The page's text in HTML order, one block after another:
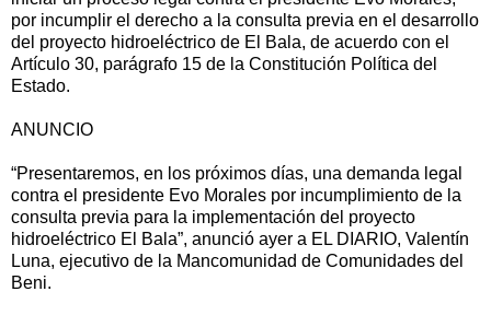
por incumplir el derecho a la consulta previa en el desarrollo
del proyecto hidroeléctrico de El Bala, de acuerdo con el
Artículo 30, parágrafo 15 de la Constitución Política del
Estado.
ANUNCIO
“Presentaremos, en los próximos días, una demanda legal
contra el presidente Evo Morales por incumplimiento de la
consulta previa para la implementación del proyecto
hidroeléctrico El Bala”, anunció ayer a EL DIARIO, Valentín
Luna, ejecutivo de la Mancomunidad de Comunidades del
Beni.